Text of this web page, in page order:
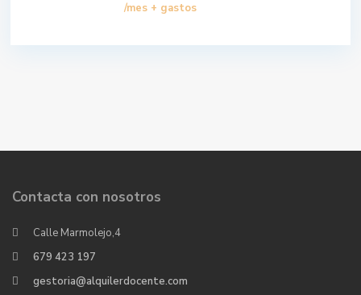
/mes + gastos
Contacta con nosotros
Calle Marmolejo,4
679 423 197
gestoria@alquilerdocente.com